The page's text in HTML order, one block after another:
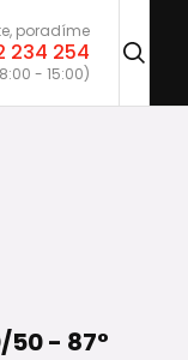
poradíme
234 254
- 15:00)
50 - 87°